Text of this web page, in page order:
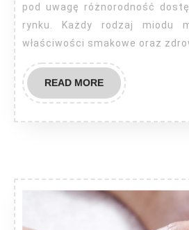
pod uwagę różnorodność
rynku. Każdy rodzaj miodu
właściwości smakowe oraz
READ MOREREAD
MORE